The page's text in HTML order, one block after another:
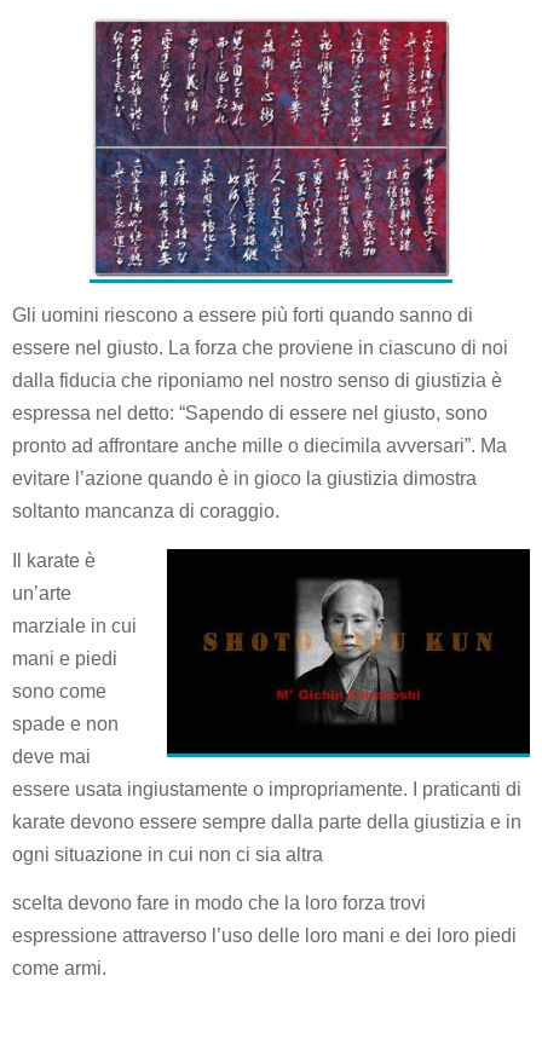
Gli uomini riescono a essere più forti quando sanno di
essere nel giusto. La forza che proviene in ciascuno di noi
dalla fiducia che riponiamo nel nostro senso di giustizia è
espressa nel detto: “Sapendo di essere nel giusto, sono
pronto ad affrontare anche mille o diecimila avversari”. Ma
evitare l’azione quando è in gioco la giustizia dimostra
soltanto mancanza di coraggio.
Il karate è
un’arte
marziale in cui
mani e piedi
sono come
spade e non
deve mai
essere usata ingiustamente o impropriamente. I praticanti di
karate devono essere sempre dalla parte della giu­stizia e in
ogni situazione in cui non ci sia altra
scelta devono fare in modo che la loro forza trovi
espressione attraverso l’uso delle loro mani e dei loro piedi
come armi.